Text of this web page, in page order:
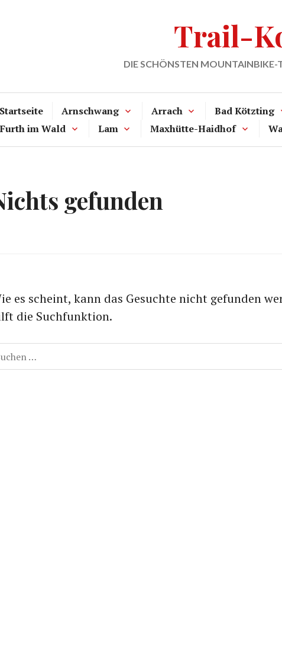
Trail-
DIE SCHÖNSTEN MOUNTAINBIKE-
Startseite Arnschwang Arrach Bad Kötzting
Furth im Wald
Lam Maxhütte-Haidhof
gefunden
es scheint, kann das Gesuchte nicht gefunden
die Suchfunktion.